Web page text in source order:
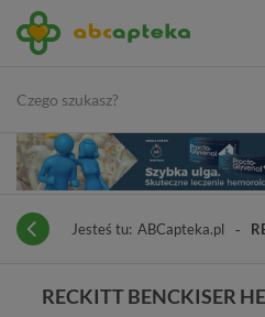
Jesteś tu: ABCapteka.pl
RECKITT BENCKISER